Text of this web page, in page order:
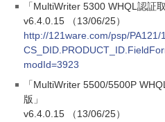
「MultiWriter 5300 WHQL認証
v6.4.0.15 （13/06/25）
http://121ware.com/psp/PA121/
modId=3923
「MultiWriter 5500/5500P
版」
v6.4.0.15 （13/06/25）